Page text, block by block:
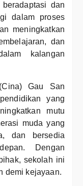
dan
dalam proses
meningkatkan
dan
kalangan
Gau San
yang
mutu
muda yang
dan bersedia
Dengan
sekolah ini
demi kejayaan.